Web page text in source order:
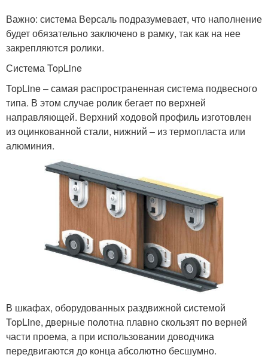
Важно: система Версаль подразумевает, что наполнение
будет обязательно заключено в рамку, так как на нее
закрепляются ролики.
Система TopLine
TopLine – самая распространенная система подвесного
типа. В этом случае ролик бегает по верхней
направляющей. Верхний ходовой профиль изготовлен
из оцинкованной стали, нижний – из термопласта или
алюминия.
В шкафах, оборудованных раздвижной системой
TopLine, дверные полотна плавно скользят по верней
части проема, а при использовании доводчика
передвигаются до конца абсолютно бесшумно.